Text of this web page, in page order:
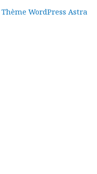
Thème WordPress Astra